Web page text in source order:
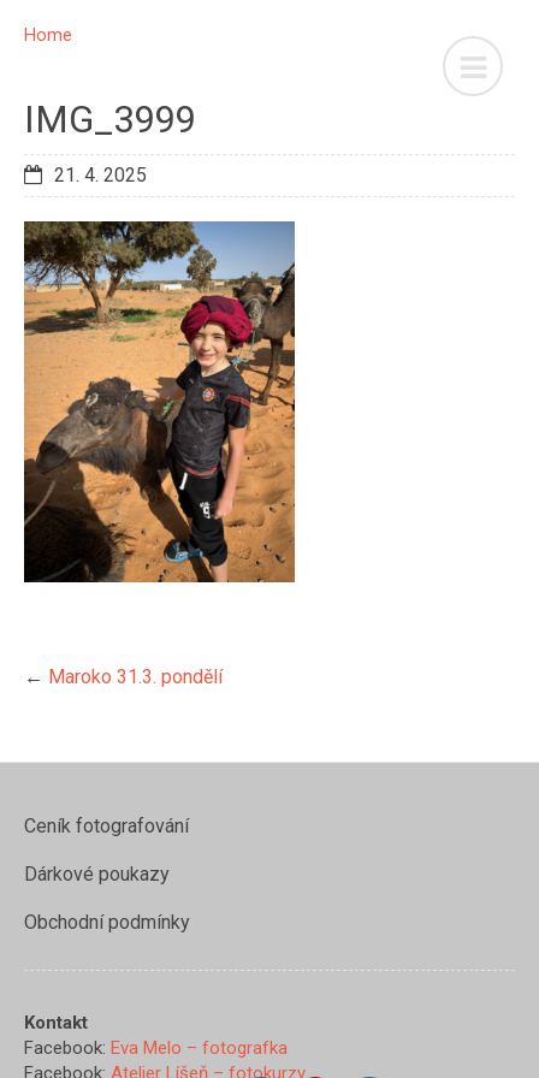
Home
IMG_3999
21. 4. 2025
← Maroko 31.3. pondělí
Ceník fotografování
Dárkové poukazy
Obchodní podmínky
Kontakt
Facebook: Eva Melo – fotografka
Facebook: Atelier Líšeň – fotokurzy
pondeli/img_3999">